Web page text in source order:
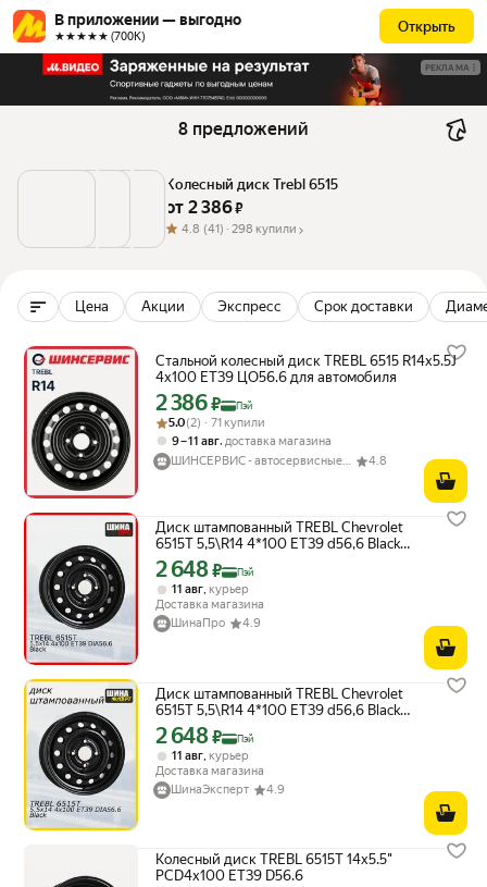
В приложении — выгодно
★★★★★ (700К)
Открыть
РЕКЛАМА
8 предложений
Колесный диск Trebl 6515
от 2 386 ₽
4.8 (41) · 298 купили
Цена Акции Экспресс Срок доставки
Стальной колесный диск TREBL 6515 R14x5.5J
4x100 ET39 ЦО56.6 для автомобиля
Цена с картой Яндекс Пэй 2386 ₽ вместо
2 386₽ Пэй
Рейтинг товара: 5.0 из 5
Оценок: (2) · 71 купили
5.0(2) · 71 купили
9 – 11 авг, доставка магазина
ШИНСЕРВИС - автосервисные центры
4.8
Диск штампованный TREBL Chevrolet
6515T 5,5\R14 4*100 ET39 d56,6 Black
[9275780]
Цена с картой Яндекс Пэй 2648 ₽ вместо
2 648₽ Пэй
11 авг, курьер
Доставка магазина
ШинаПро
4.9
Диск штампованный TREBL Chevrolet
6515T 5,5\R14 4*100 ET39 d56,6 Black
[9275780]
Цена с картой Яндекс Пэй 2648 ₽ вместо
2 648₽ Пэй
11 авг курьер
Доставка магазина
ШинаЭксперт
4.9
Колесный диск TREBL 6515T 14x5.5"
PCD4x100 ET39 D56.6